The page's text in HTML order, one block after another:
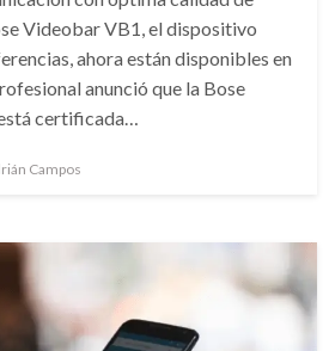
Videobar VB1, el dispositivo
ahora están disponibles en
anunció que la Bose
certificada…
Campos